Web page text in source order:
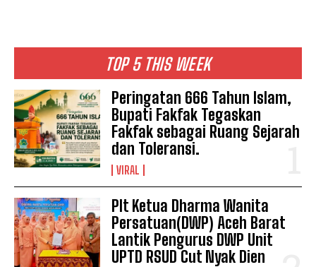
TOP 5 THIS WEEK
Peringatan 666 Tahun Islam,
Bupati Fakfak Tegaskan
Fakfak sebagai Ruang Sejarah
dan Toleransi.
VIRAL
Plt Ketua Dharma Wanita
Persatuan(DWP) Aceh Barat
Lantik Pengurus DWP Unit
UPTD RSUD Cut Nyak Dien